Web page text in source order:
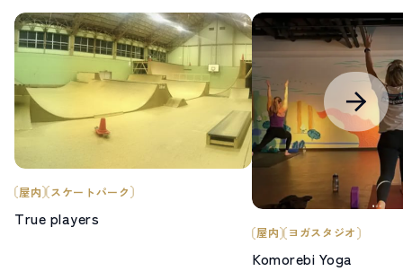
屋内 スケートパーク
True players
屋内 ヨガスタジオ
Komorebi Yoga